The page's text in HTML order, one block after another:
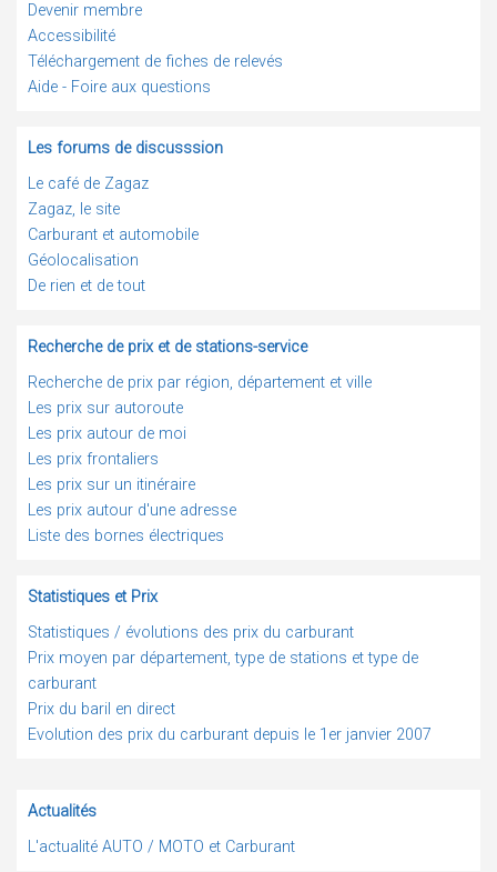
Devenir membre
Accessibilité
Téléchargement de fiches de relevés
Aide - Foire aux questions
Les forums de discusssion
Le café de Zagaz
Zagaz, le site
Carburant et automobile
Géolocalisation
De rien et de tout
Recherche de prix et de stations-service
Recherche de prix par région, département et ville
Les prix sur autoroute
Les prix autour de moi
Les prix frontaliers
Les prix sur un itinéraire
Les prix autour d'une adresse
Liste des bornes électriques
Statistiques et Prix
Statistiques / évolutions des prix du carburant
Prix moyen par département, type de stations et type de
carburant
Prix du baril en direct
Evolution des prix du carburant depuis le 1er janvier 2007
Actualités
L'actualité AUTO / MOTO et Carburant